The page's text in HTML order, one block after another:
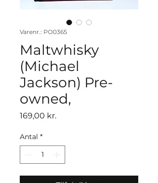
Varenr.: PO0365
Maltwhisky
(Michael
Jackson) Pre-
owned,
169,00 kr.Pris
Antal *